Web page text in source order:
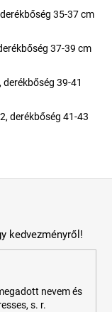
35-37 cm
37-39 cm
39-41
derékbőség 41-43
kedvezményről!
nevem és
s. r.